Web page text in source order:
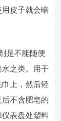
皮子就会暗
是不能随便
之类。用干
上，然后轻
不含肥皂的
表盘处塑料